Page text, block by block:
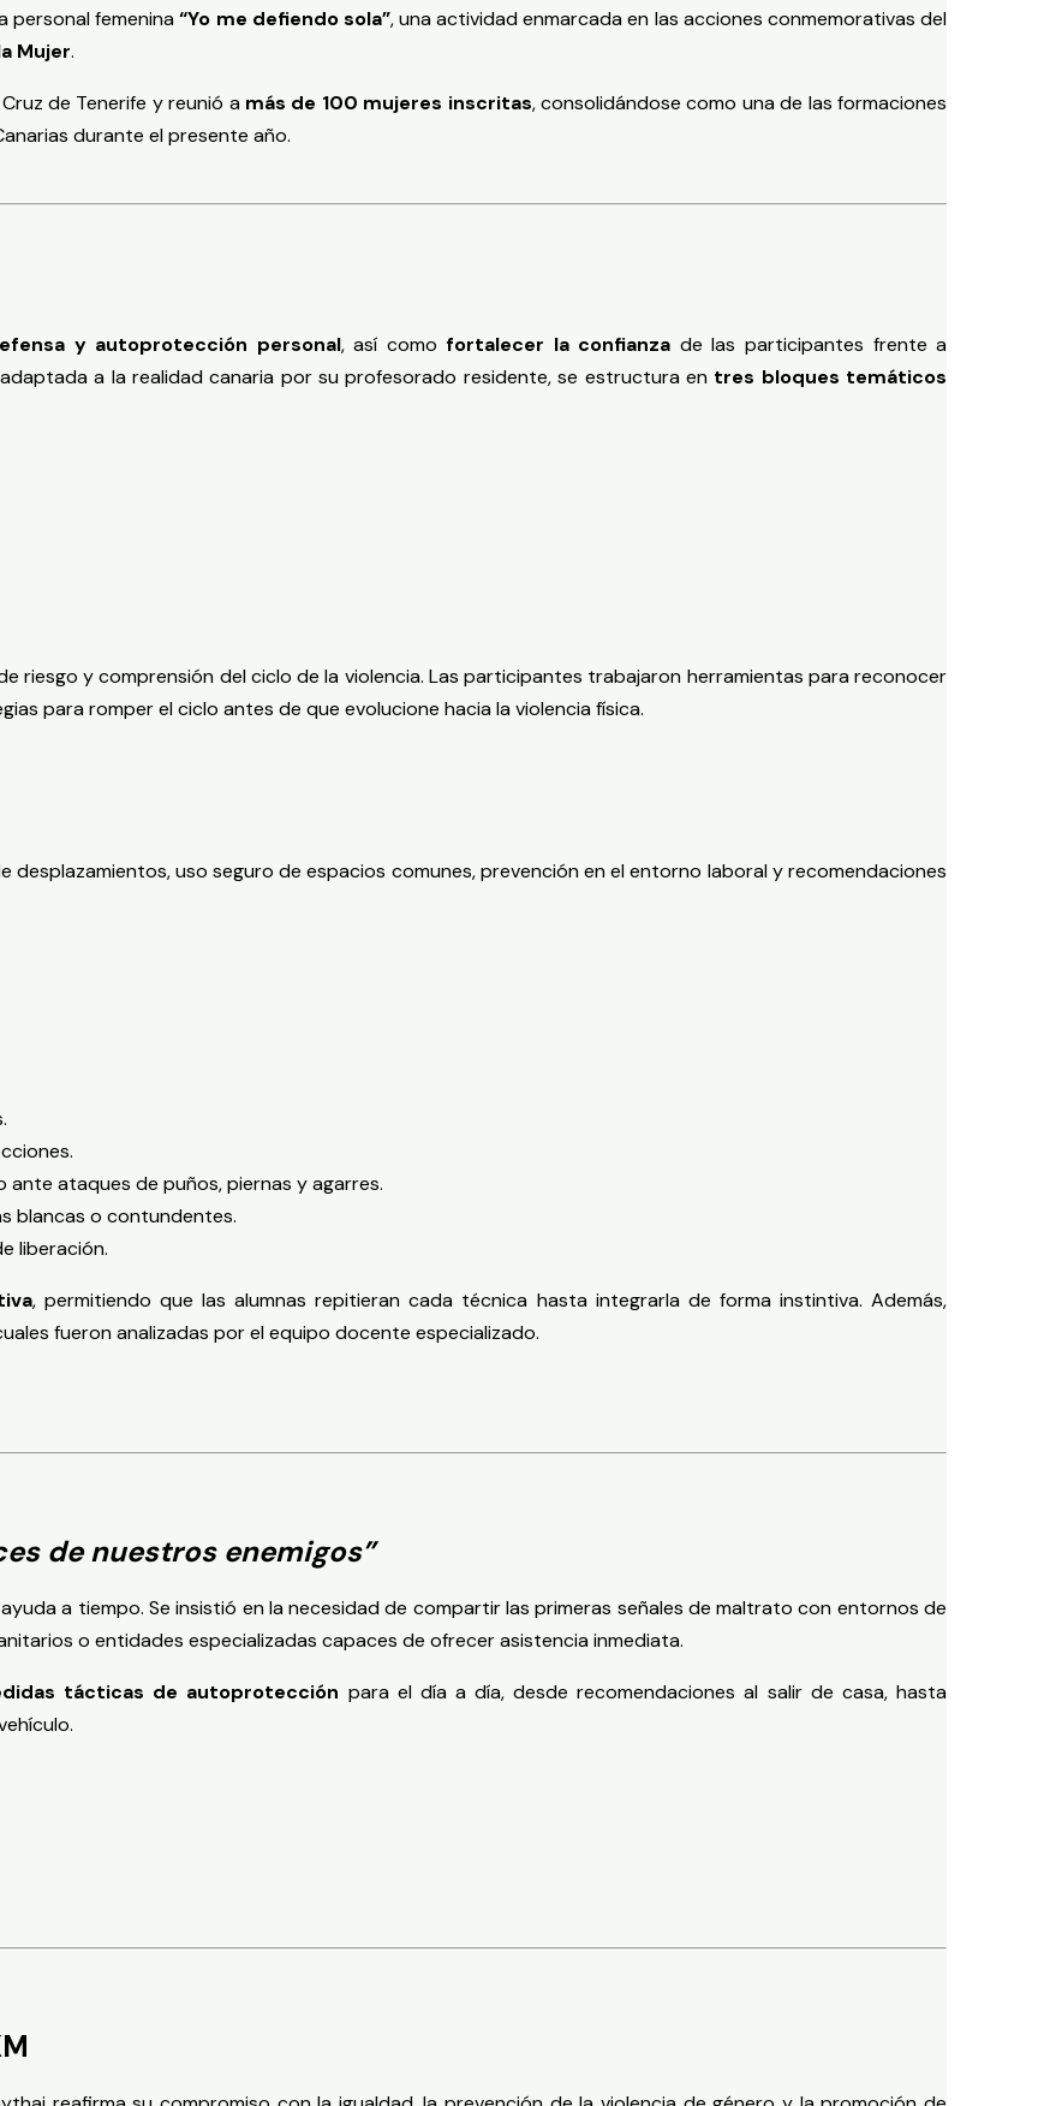
personal femenina“Yo me defiendo sola”, una actividad enmarcada en las acciones conmemorativas del
Mujer.
de Tenerife y reunió a más de 100 mujeres inscritas, consolidándose como una de las formaciones
durante el presente año.
y autoprotección personal, así comofortalecer la confianza de las participantes frente a
a la realidad canaria por su profesorado residente, se estructura en tres bloques temáticos
riesgo y comprensión del ciclo de la violencia. Las participantes trabajaron herramientas para reconocer
para romper el ciclo antes de que evolucione hacia la violencia física.
uso seguro de espacios comunes, prevención en el entorno laboral y recomendaciones
ante ataques de puños, piernas y agarres.
blancas o contundentes.
liberación.
, permitiendo que las alumnas repitieran cada técnica hasta integrarla de forma instintiva. Además,
fueron analizadas por el equipo docente especializado.
de nuestros enemigos”
a tiempo. Se insistió en la necesidad de compartir las primeras señales de maltrato con entornos de
o entidades especializadas capaces de ofrecer asistencia inmediata.
tácticas de autoprotección para el día a día, desde recomendaciones al salir de casa, hasta